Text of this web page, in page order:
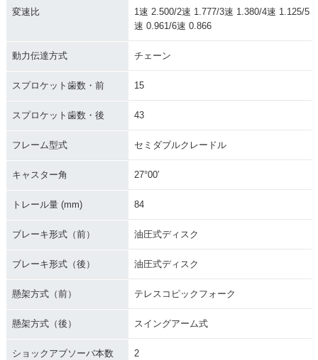
変速比
1速 2.500/2速 1.777/3速 1.380/4速 1.125/5
速 0.961/6速 0.866
動力伝達方式 チェーン
スプロケット歯数・前 15
スプロケット歯数・後 43
フレーム型式 セミダブルクレードル
キャスター角 27°00′
トレール量 (mm) 84
ブレーキ形式（前） 油圧式ディスク
ブレーキ形式（後） 油圧式ディスク
懸架方式（前） テレスコピックフォーク
懸架方式（後） スイングアーム式
ショックアブソーバ本数
2